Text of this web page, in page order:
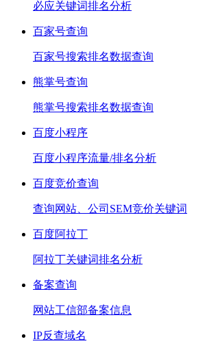
必应关键词排名分析
百家号查询
百家号搜索排名数据查询
熊掌号查询
熊掌号搜索排名数据查询
百度小程序
百度小程序流量/排名分析
百度竞价查询
查询网站、公司SEM竞价关键词
百度阿拉丁
阿拉丁关键词排名分析
备案查询
网站工信部备案信息
IP反查域名